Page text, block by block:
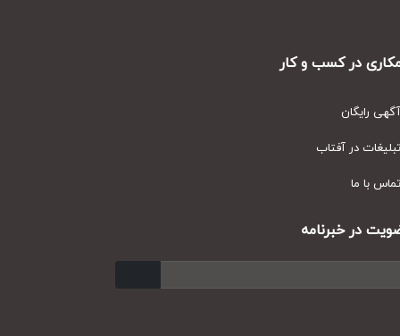
در کسب و کار
رایگان
در آفتاب
با ما
در خبرنامه